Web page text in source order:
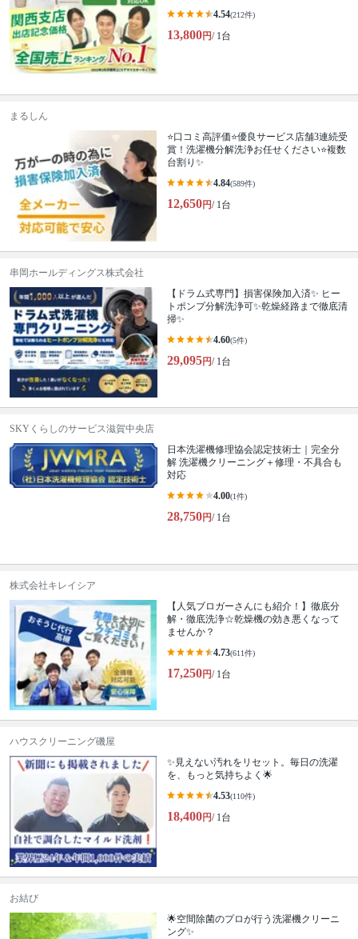
4.54(212件)
13,800円/ 1台
まるしん
⭐口コミ高評価⭐優良サービス店舗3連続受
賞！洗濯機分解洗浄お任せください⭐複数
台割り✨
4.84(589件)
12,650円/ 1台
串岡ホールディングス株式会社
【ドラム式専門】損害保険加入済✨ ヒー
トポンプ分解洗浄可✨乾燥経路まで徹底清
掃✨
4.60(5件)
29,095円/ 1台
SKYくらしのサービス滋賀中央店
日本洗濯機修理協会認定技術士｜完全分
解 洗濯機クリーニング＋修理・不具合も
対応
4.00(1件)
28,750円/ 1台
株式会社キレイシア
【人気ブロガーさんにも紹介！】徹底分
解・徹底洗浄☆乾燥機の効き悪くなって
ませんか？
4.73(611件)
17,250円/ 1台
ハウスクリーニング磯屋
✨見えない汚れをリセット。毎日の洗濯
を、もっと気持ちよく🌟
4.53(110件)
18,400円/ 1台
お結び
🌟空間除菌のプロが行う洗濯機クリーニ
ング✨